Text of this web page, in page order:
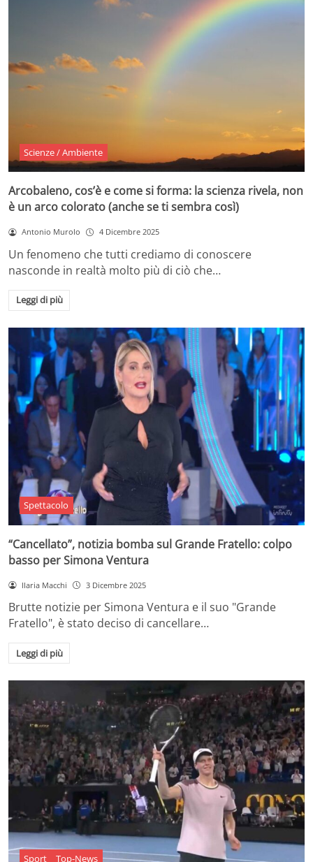
Scienze / Ambiente
Arcobaleno, cos’è e come si forma: la scienza rivela, non
è un arco colorato (anche se ti sembra così)
Antonio Murolo 4 Dicembre 2025
Un fenomeno che tutti crediamo di conoscere
nasconde in realtà molto più di ciò che…
Leggi di più
Spettacolo
“Cancellato”, notizia bomba sul Grande Fratello: colpo
basso per Simona Ventura
Ilaria Macchi 3 Dicembre 2025
Brutte notizie per Simona Ventura e il suo "Grande
Fratello", è stato deciso di cancellare…
Leggi di più
Sport Top-News